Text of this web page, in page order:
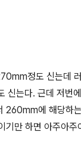
정도 신는데
신는다. 근데 저번
260mm에 해당하
기만 하면 아주아주